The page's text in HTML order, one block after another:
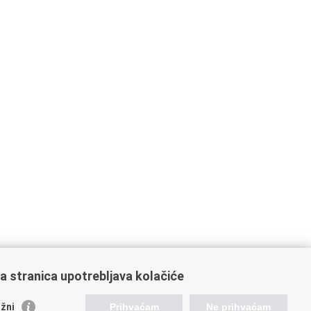
stranica upotrebljava kolačiće
Prihvaćam Ne prihvaćam